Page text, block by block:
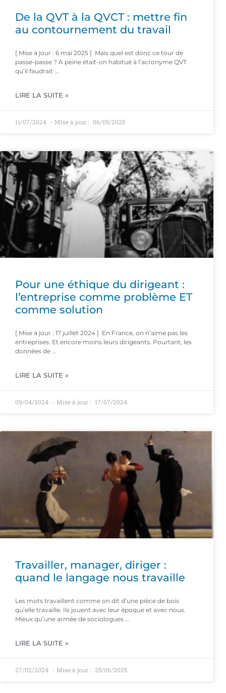
De la QVT à la QVCT : mettre fin
au contournement du travail
[ Mise à jour : 6 mai 2025 ] Mais quel est donc ce tour de
passe-passe ? A peine était-on habitué à l’acronyme QVT
qu’il faudrait
LIRE LA SUITE »
11/07/2024 06/05/2025
Pour une éthique du dirigeant :
l’entreprise comme problème ET
comme solution
[ Mise à jour : 17 juillet 2024 ] En France, on n’aime pas les
entreprises. Et encore moins leurs dirigeants. Pourtant, les
données de
LIRE LA SUITE »
09/04/2024 17/07/2024
Travailler, manager, diriger :
quand le langage nous travaille
Les mots travaillent comme on dit d’une pièce de bois
qu’elle travaille. Ils jouent avec leur époque et avec nous.
Mieux qu’une armée de sociologues
LIRE LA SUITE »
27/02/2024 25/06/2025